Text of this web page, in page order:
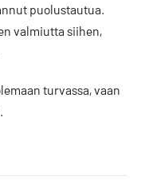
puolustautua.
valmiutta siihen,
turvassa, vaan